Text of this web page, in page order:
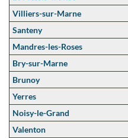
Villiers-sur-Marne
Santeny
Mandres-les-Roses
Bry-sur-Marne
Brunoy
Yerres
Noisy-le-Grand
Valenton